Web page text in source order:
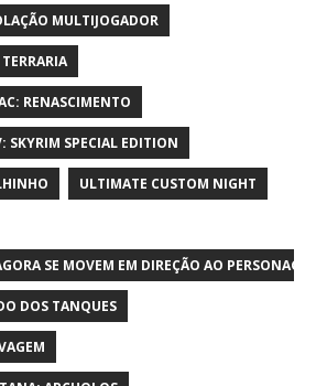
MULTIJOGADOR
TERRARIA
RENASCIMENTO
SKYRIM SPECIAL EDITION
ULTIMATE CUSTOM NIGHT
SE MOVEM EM DIREÇÃO AO
DOS TANQUES